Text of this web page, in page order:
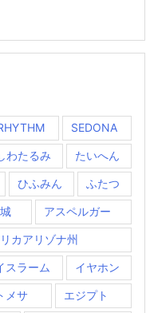
SEDONA
わたるみ たいへん
ひふみん ふたつ
アスペルガー
カアリゾナ州
スラーム イヤホン
メサ エジプト